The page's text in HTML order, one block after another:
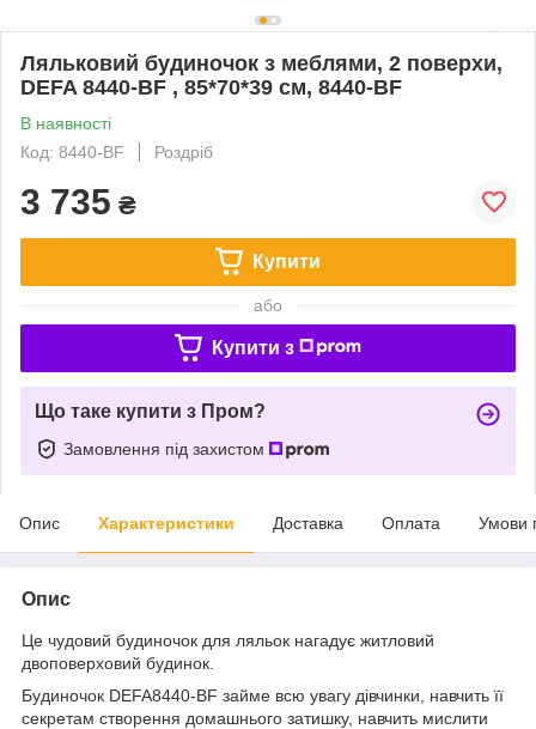
Ляльковий будиночок з меблями, 2 поверхи,
DEFA 8440-BF , 85*70*39 см, 8440-BF
В наявності
Код: 8440-BF
Роздріб
3 735 ₴
Купити
або
Купити з
Що таке купити з Пром?
Замовлення під захистом
Опис Характеристики Доставка Оплата Умови
Опис
Це чудовий будиночок для ляльок нагадує житловий
двоповерховий будинок.
Будиночок DEFA8440-BF займе всю увагу дівчинки, навчить її
секретам створення домашнього затишку, навчить мислити